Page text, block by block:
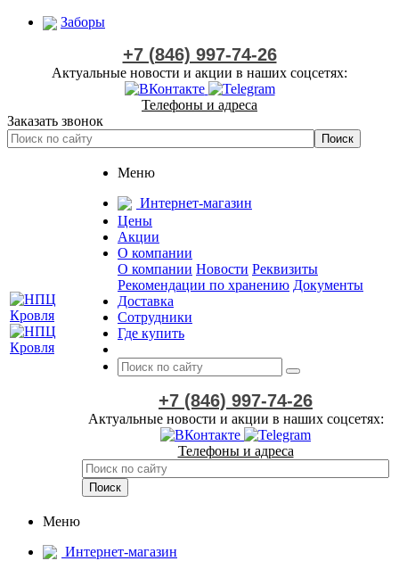
Заборы
+7 (846) 997-74-26
Актуальные новости и акции в наших соцсетях:
Телефоны и адреса
Заказать звонок
Меню
Интернет-магазин
Цены
Акции
О компании
О компании Новости Реквизиты
Рекомендации по хранению Документы
Доставка
Сотрудники
Где купить
+7 (846) 997-74-26
Актуальные новости и акции в наших соцсетях:
Телефоны и адреса
Меню
Интернет-магазин